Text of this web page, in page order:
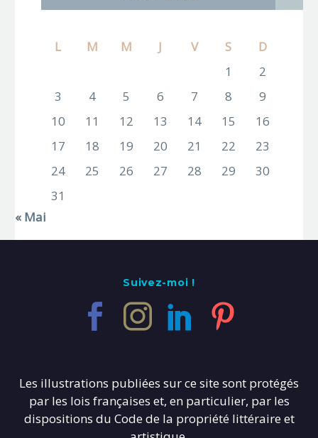
L M M J V S
D
1
2
3
4 5 6 7 8
9
10
11 12 13 14 15
16
17
18 19 20 21 22
23
24
25 26 27 28 29
30
31
« Mai
Suivez-moi !
Les illustrations publiées sur ce site sont protégés
par les lois françaises et, en particulier, par les
dispositions du Code de la propriété littéraire et